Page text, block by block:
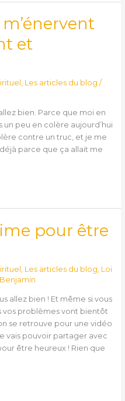
et
, Les articles du blog /
bien. Parce que moi en
un peu en colère aujourd’hui
contre un truc, et je me
déjà parce que ça allait me
pour être
, Les articles du blog, Loi
Benjamin
allez bien ! Et même si vous
vos problèmes vont bientôt
se retrouve pour une vidéo
vais pouvoir partager avec
être heureux ! Rien que